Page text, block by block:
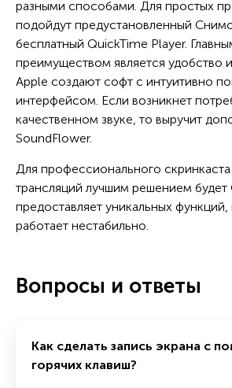
разными способами. Для простых
подойдут предустановленный
бесплатный QuickTime Player.
преимуществом является удобство
Apple создают софт с интуитивно
интерфейсом. Если возникнет
качественном звуке, то выручит
SoundFlower.
Для профессионального
трансляций лучшим решением будет
предоставляет уникальных
работает нестабильно.
Вопросы и ответы
Как сделать запись экрана с
горячих клавиш?